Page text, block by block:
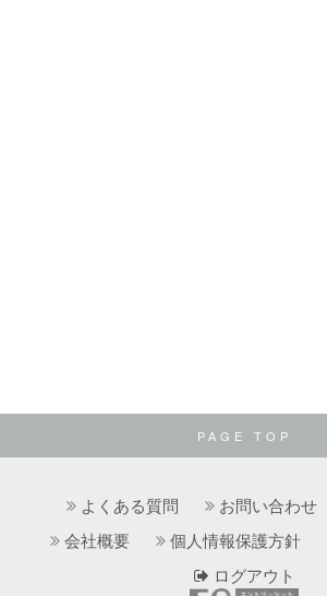
PAGE TOP
よくある質問 お問い合わせ
会社概要
個人情報保護方針
ログアウト